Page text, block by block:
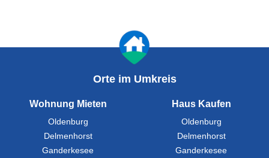
Orte im Umkreis
Wohnung Mieten
Oldenburg
Delmenhorst
Ganderkesee
Haus Kaufen
Oldenburg
Delmenhorst
Ganderkesee